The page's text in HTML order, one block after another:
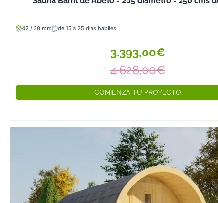
Reducción del
2. Experiencia
Una sauna al
disfrutar de la
un entorno
un baño de
ducha exterior.
3. Ahorro
Sostenibilidad
Las saunas de
pueden
42 / 28 mm de 15 a 25 días hábiles
3.393,00€
4.628,00€
COMIENZA TU PROYECTO